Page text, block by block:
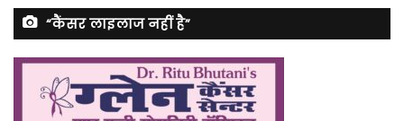
“कैंसर लाइलाज नहीं है”